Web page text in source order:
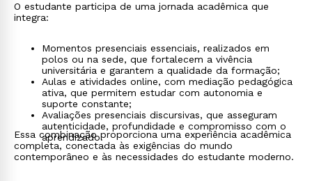
O estudante participa de uma jornada acadêmica que
integra:
Momentos presenciais essenciais, realizados em
polos ou na sede, que fortalecem a vivência
universitária e garantem a qualidade da formação;
Aulas e atividades online, com mediação pedagógica
ativa, que permitem estudar com autonomia e
suporte constante;
Avaliações presenciais discursivas, que asseguram
autenticidade, profundidade e compromisso com o
aprendizado.
Essa combinação proporciona uma experiência acadêmica
completa, conectada às exigências do mundo
contemporâneo e às necessidades do estudante moderno.